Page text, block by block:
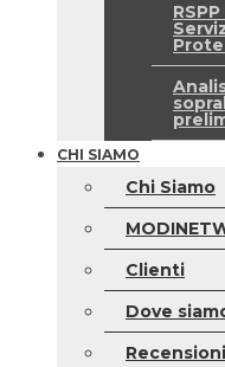
CHI SIAMO
Chi Siamo
Clienti
Dove